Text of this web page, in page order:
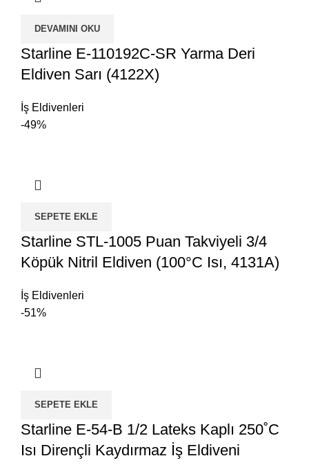
DEVAMINI OKU
Starline E-110192C-SR Yarma Deri
Eldiven Sarı (4122X)
İş Eldivenleri
-49%
SEPETE EKLE
Starline STL-1005 Puan Takviyeli 3/4
Köpük Nitril Eldiven (100°C Isı, 4131A)
İş Eldivenleri
-51%
SEPETE EKLE
Starline E-54-B 1/2 Lateks Kaplı 250˚C
Isı Dirençli Kaydırmaz İş Eldiveni